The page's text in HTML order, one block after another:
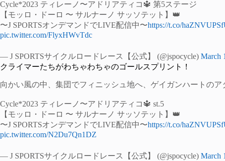
Cycle*2023 ティレーノ〜アドリアティコ🔱 第5ステージ
【モッロ・ドーロ 〜 サルナーノ サッソテット】👑
〜J SPORTSオンデマンドでLIVE配信中〜https://t.co/
pic.twitter.com/FlyxHWvTdc
— J SPORTSサイクルロードレース【公式】 (@jspocycle) March
クライマーたちがわちゃわちゃのゴールスプリント！
向かい風の中、集団でフィニッシュ地へ、ゲイガンハートの
Cycle*2023 ティレーノ〜アドリアティコ🔱 st.5
【モッロ・ドーロ 〜 サルナーノ サッソテット】👑
〜J SPORTSオンデマンドでLIVE配信中〜https://t.co/
pic.twitter.com/N2Du7Qn1DZ
— J SPORTSサイクルロードレース【公式】 (@jspocycle) March